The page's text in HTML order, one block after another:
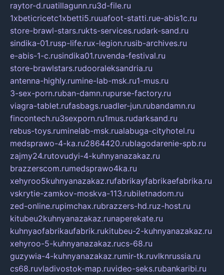
raytor-d.ruatillagunn.ru3d-file.ru
1xbeticricetc1xbetti5.ruuafoot-statti.rue-abis1c.ru
store-brawl-stars.rukts-services.rudark-sand.ru
sindika-01.rusp-life.rux-legion.rusib-archives.ru
e-abis-1-c.rusindika01.ruvenda-festival.ru
store-brawlstars.rudooraleksandria.ru
antenna-highly.rumine-lab-msk.ru1-mus.ru
3-sex-porn.ruban-damn.rupurse-factory.ru
viagra-tablet.rufasbags.ruadler-jun.rubandamn.ru
fincontech.ru3sexporn.ru1mus.rudarksand.ru
rebus-toys.ruminelab-msk.rualabuga-cityhotel.ru
medsprawo-4-ka.ru2864420.rublagodarenie-spb.ru
zajmy24.rutovudyi-4-kuhnyanazakaz.ru
brazzerscom.rumedsprawo4ka.ru
xehyroo5kuhnyanazakaz.rufabrikayfabrikaefabrika.ru
vskrytie-zamkov-moskva-113.rubiletnadom.ru
zed-online.rupimchax.rubrazzers-hd.ruz-host.ru
kitubeu2kuhnyanazakaz.runaperekate.ru
kuhnyaofabrikaufabrik.rukitubeu-2-kuhnyanazakaz.ru
xehyroo-5-kuhnyanazakaz.rucs-68.ru
guzywia-4-kuhnyanazakaz.rumir-tk.ruvlknrussia.ru
cs68.ruvladivostok-map.ruvideo-seks.rubankaribi.ru